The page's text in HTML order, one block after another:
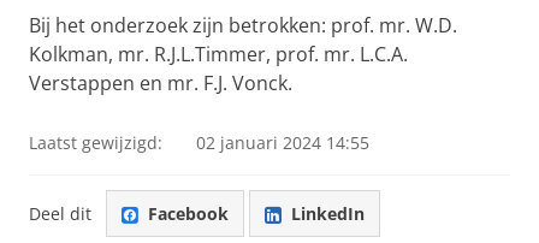
Bij het onderzoek zijn betrokken: prof. mr. W.D.
Kolkman, mr. R.J.L.Timmer, prof. mr. L.C.A.
Verstappen en mr. F.J. Vonck.
Laatst gewijzigd: 02 januari 2024 14:55
Deel dit Facebook LinkedIn